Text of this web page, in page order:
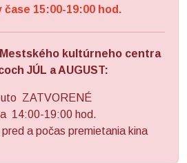
15:00-19:00 hod.
kultúrneho centra
JÚL a AUGUST:
uto ZATVORENÉ
14:00-19:00 hod.
a počas premietania kina